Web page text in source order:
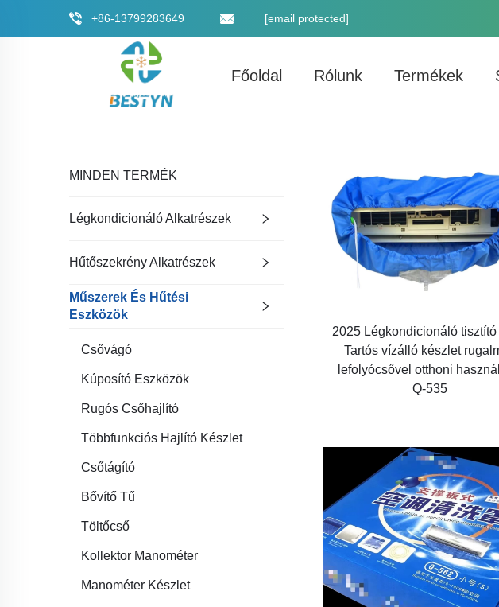
+86-13799283649 [email protected]
Főoldal Rólunk Termékek
MINDEN TERMÉK
Légkondicionáló Alkatrészek
Hűtőszekrény Alkatrészek
Műszerek És Hűtési
Eszközök
Csővágó
Kúposító Eszközök
Rugós Csőhajlító
Többfunkciós Hajlító Készlet
Csőtágító
Bővítő Tű
Töltőcső
Kollektor Manométer
Manométer Készlet
2025 Légkondicionáló tisztító
Tartós vízálló készlet
lefolyócsővel otthoni
Q-535